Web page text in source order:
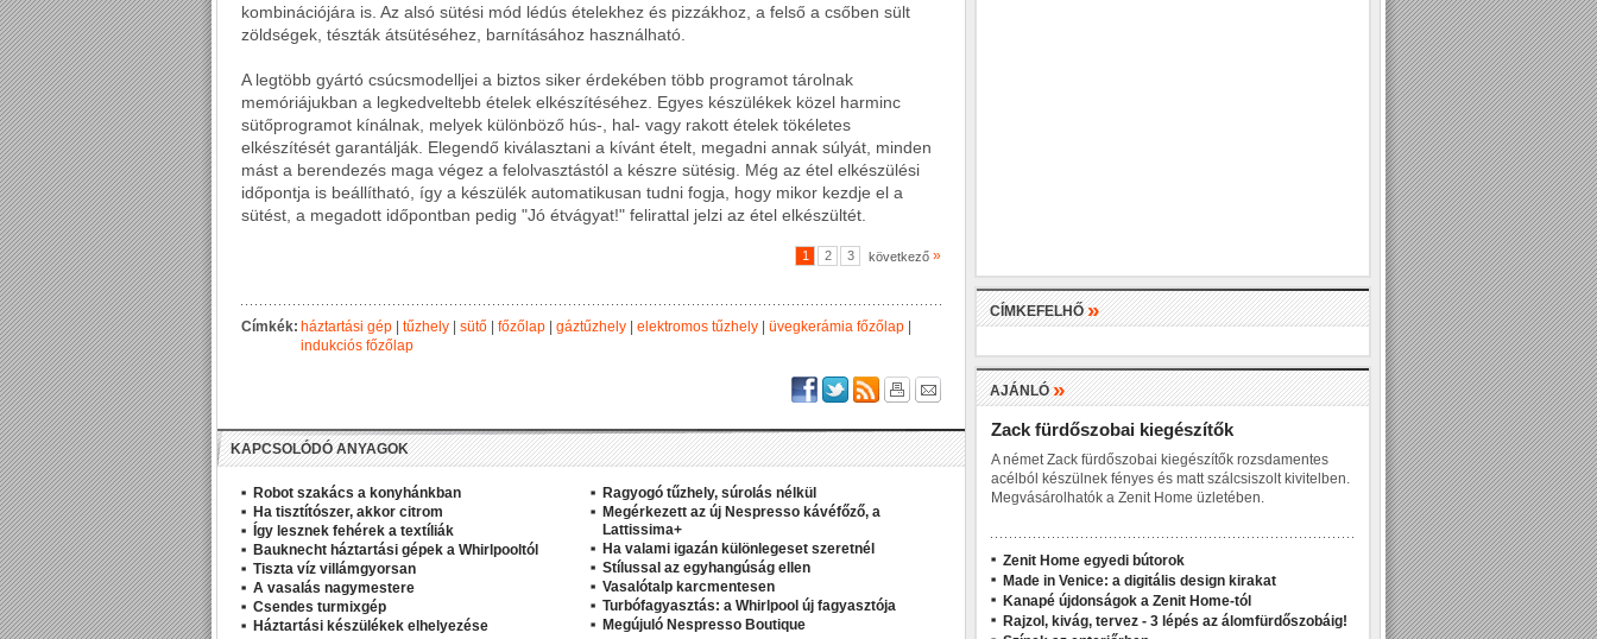
kombinációjára is. Az alsó sütési mód lédús ételekhez és pizzákhoz, a felső a csőben sült
zöldségek, tészták átsütéséhez, barnításához használható.
A legtöbb gyártó csúcsmodelljei a biztos siker érdekében több programot tárolnak
memóriájukban a legkedveltebb ételek elkészítéséhez. Egyes készülékek közel harminc
sütőprogramot kínálnak, melyek különböző hús-, hal- vagy rakott ételek tökéletes
elkészítését garantálják. Elegendő kiválasztani a kívánt ételt, megadni annak súlyát, minden
mást a berendezés maga végez a felolvasztástól a készre sütésig. Még az étel elkészülési
időpontja is beállítható, így a készülék automatikusan tudni fogja, hogy mikor kezdje el a
sütést, a megadott időpontban pedig "Jó étvágyat!" felirattal jelzi az étel elkészültét.
1 2 3 következő »
Címkék: háztartási gép tűzhely sütő főzőlap gáztűzhely elektromos tűzhely üvegkerámia főzőlap
indukciós főzőlap
KAPCSOLÓDÓ ANYAGOK
Robot szakács a konyhánkban
Ha tisztítószer, akkor citrom
Így lesznek fehérek a textíliák
Bauknecht háztartási gépek a Whirlpooltól
Tiszta víz villámgyorsan
A vasalás nagymestere
Csendes turmixgép
Háztartási készülékek elhelyezése
Ragyogó tűzhely, súrolás nélkül
Megérkezett az új Nespresso kávéfőző, a
Lattissima+
Ha valami igazán különlegeset szeretnél
Stílussal az egyhangúság ellen
Vasalótalp karcmentesen
Turbófagyasztás: a Whirlpool új fagyasztója
Megújuló Nespresso Boutique
CÍMKEFELHŐ»
AJÁNLÓ»
Zack fürdőszobai kiegészítők
A német Zack fürdőszobai kiegészítők rozsdamentes
acélból készülnek fényes és matt szálcsiszolt kivitelben.
Megvásárolhatók a Zenit Home üzletében.
Zenit Home egyedi bútorok
Made in Venice: a digitális design kirakat
Kanapé újdonságok a Zenit Home-tól
Rajzol, kivág, tervez - 3 lépés az álomfürdőszobáig!